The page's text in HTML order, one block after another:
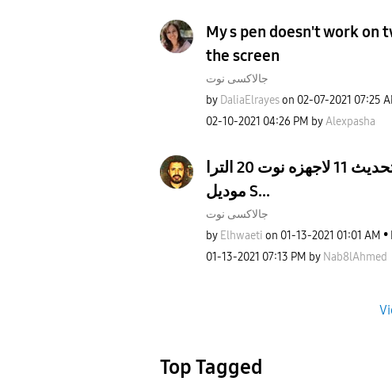
My s pen doesn't work on
the screen
جالاكسى نوت
by DaliaElrayes on ‎02-07-2021 07:25
‎02-10-2021 04:26 PM byAlexpasha
لماذا لم يوصل تحديث 11 لاجهزه نوت 20 الترا
موديل S...
جالاكسى نوت
by Elhwaeti on ‎01-13-2021 01:01 AM
‎01-13-2021 07:13 PM by Nab8lAhmed
Top Tagged